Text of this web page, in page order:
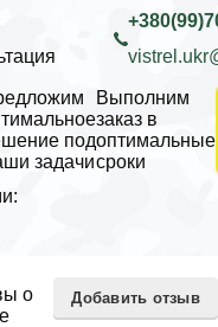
под
задачи
Выполним
заказ в
оптимальные
сроки
о
Добавить отзыв